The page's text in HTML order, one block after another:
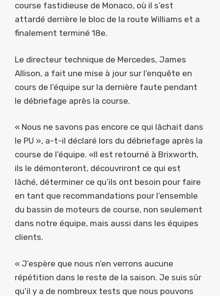
course fastidieuse de Monaco, où il s’est
attardé derrière le bloc de la route Williams et a
finalement terminé 18e.
Le directeur technique de Mercedes, James
Allison, a fait une mise à jour sur l’enquête en
cours de l’équipe sur la dernière faute pendant
le débriefage après la course.
« Nous ne savons pas encore ce qui lâchait dans
le PU », a-t-il déclaré lors du débriefage après la
course de l’équipe. «Il est retourné à Brixworth,
ils le démonteront, découvriront ce qui est
lâché, déterminer ce qu’ils ont besoin pour faire
en tant que recommandations pour l’ensemble
du bassin de moteurs de course, non seulement
dans notre équipe, mais aussi dans les équipes
clients.
« J’espère que nous n’en verrons aucune
répétition dans le reste de la saison. Je suis sûr
qu’il y a de nombreux tests que nous pouvons